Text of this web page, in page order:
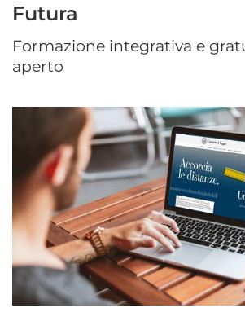
Futura
Formazione integrativa e
aperto